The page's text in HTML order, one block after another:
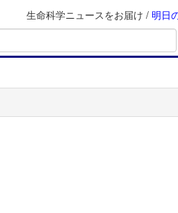
生命科学ニュースをお届け / 明日